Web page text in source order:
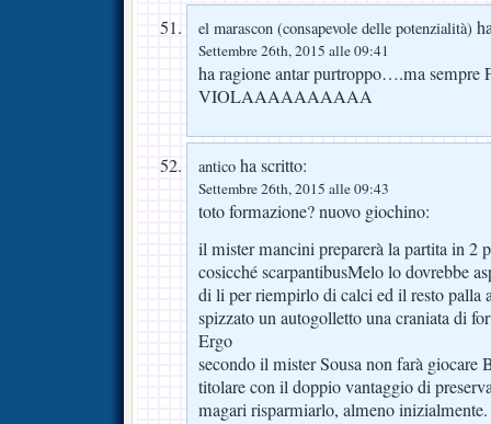
el marascon (consapevole delle potenzialità)
Settembre 26th, 2015 alle 09:41
ha ragione antar purtroppo….ma sempre
VIOLAAAAAAAAAA
antico ha scritto:
Settembre 26th, 2015 alle 09:43
toto formazione? nuovo giochino:
il mister mancini preparerà la partita in 2
cosicché scarpantibusMelo lo dovrebbe
di li per riempirlo di calci ed il resto palla
spizzato un autogolletto una craniata di
Ergo
secondo il mister Sousa non farà giocare
titolare con il doppio vantaggio di
magari risparmiarlo, almeno inizialmente.